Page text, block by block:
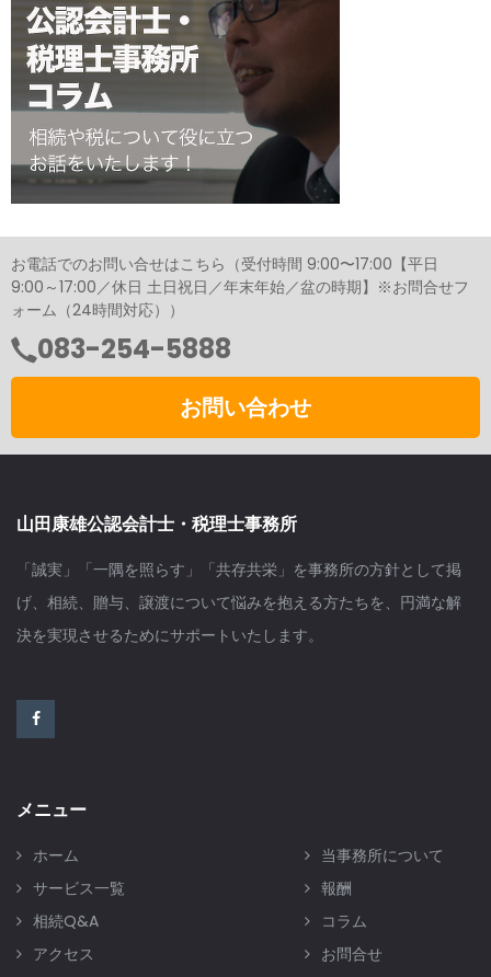
お電話でのお問い合せはこちら（受付時間 9:00〜17:00【平日
9:00～17:00／休日 土日祝日／年末年始／盆の時期】※お問合せフ
ォーム（24時間対応））
083-254-5888
お問い合わせ
山田康雄公認会計士・税理士事務所
「誠実」「一隅を照らす」「共存共栄」を事務所の方針として掲
げ、相続、贈与、譲渡について悩みを抱える方たちを、円満な解
決を実現させるためにサポートいたします。
メニュー
ホーム
当事務所について
サービス一覧
報酬
相続Q&A
コラム
アクセス
お問合せ